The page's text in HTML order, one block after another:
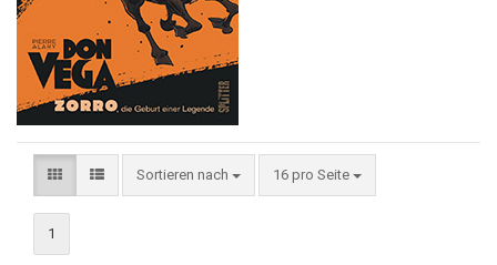
Sortieren nach 16 pro Seite
1